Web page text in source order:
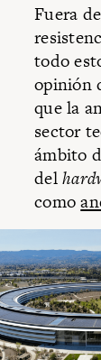
Fuera
todo
opinión
que la
sector
ámbito
del
como